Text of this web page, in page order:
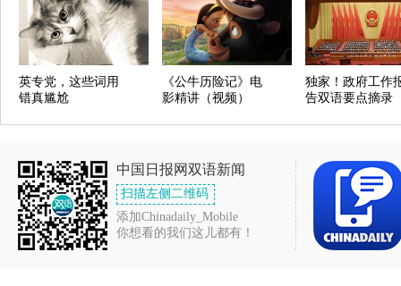
英专党，这些词用
错真尴尬
《公牛历险记》电
影精讲（视频）
独家！政府工作
告双语要点摘录
中国日报网双语新闻
扫描左侧二维码
添加Chinadaily_Mobile
你想看的我们这儿都有！